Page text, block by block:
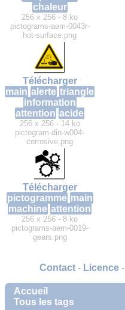
Accueil
Tous les tags
chaleur
256 x 256 - 8 ko
pictograms-aem-0043r-
hot-surface.png
Télécharger
main alerte triangle
information
attention acide
256 x 256 - 14 ko
pictogram-din-w004-
corrosive.png
Télécharger
pictogramme main
machine attention
256 x 256 - 8 ko
pictograms-aem-0019-
gears.png
Contact- Licence-